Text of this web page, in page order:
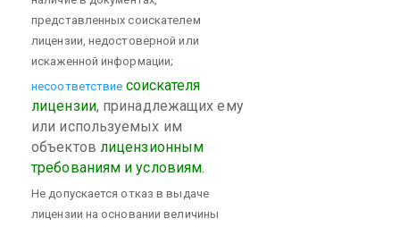
представленных соискателем
лицензии, недостоверной или
искаженной информации;
несоответствие соискателя
лицензии, принадлежащих ему
или используемых им
объектов лицензионным
требованиям и условиям.
Не допускается отказ в выдаче
лицензии на основании величины